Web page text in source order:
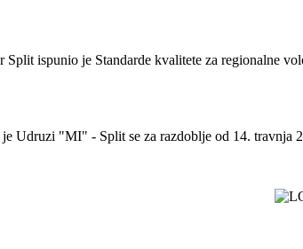
ispunio je Standarde kvalitete za regionalne
Udruzi "MI" - Split se za razdoblje od 14. travnja